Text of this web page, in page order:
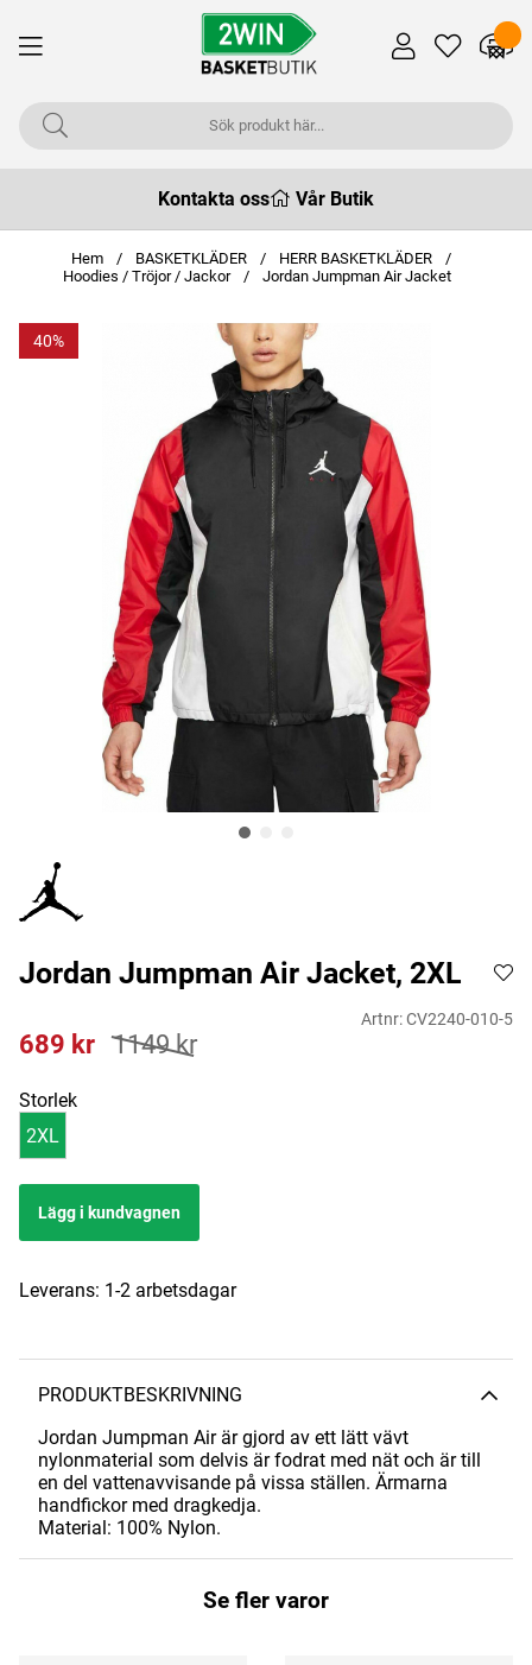
Kontakta oss Vår Butik
Hem BASKETKLÄDER
HERR BASKETKLÄDER
Hoodies / Tröjor / Jackor
Jordan Jumpman Air Jacket
40
Jordan Jumpman Air Jacket, 2XL
Artnr:CV2240-010-5
1149kr
689 kr
Storlek
2XL
Lägg i kundvagnen
Leverans: 1-2 arbetsdagar
PRODUKTBESKRIVNING
Jordan Jumpman Air är gjord av ett lätt vävt
nylonmaterial som delvis är fodrat med nät och är till
en del vattenavvisande på vissa ställen. Ärmarna
handfickor med dragkedja.
Material: 100% Nylon.
Se fler varor